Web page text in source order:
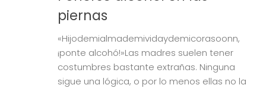
piernas
«Hijodemialmademividaydemicorasoonn,
¡ponte alcohó!»Las madres suelen tener
costumbres bastante extrañas. Ninguna
sigue una lógica, o por lo menos ellas no la